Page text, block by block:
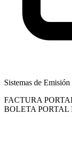
Sistemas de
FACTURA
BOLETA PORTAL